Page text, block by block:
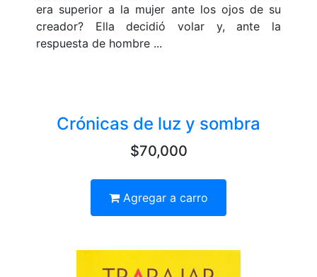
era superior a la mujer ante los ojos de su
creador? Ella decidió volar y, ante la
respuesta de hombre ...
Crónicas de luz y sombra
$70,000
Agregar a carro